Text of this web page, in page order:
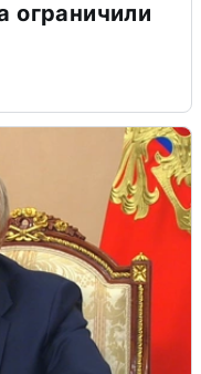
ограничили